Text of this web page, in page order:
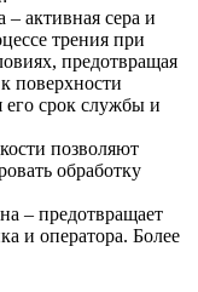
активная сера и
трения при
предотвращая
поверхности
его срок службы и
позволяют
обработку
– предотвращает
и оператора. Более